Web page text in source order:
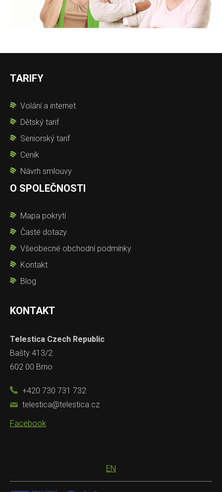
TARIFY
Volání a internet
Dětský tarif
Seniorský tarif
Ceník
Návrh smlouvy
O SPOLEČNOSTI
Mapa pokrytí
Časté dotazy
Všeobecné obchodní podmínky
Kontakt
Blog
KONTAKT
Telestica Czech Republic
Bašty 413/2
602 00 Brno
+420 730 731 732
telestica@telestica.cz
Facebook
EN